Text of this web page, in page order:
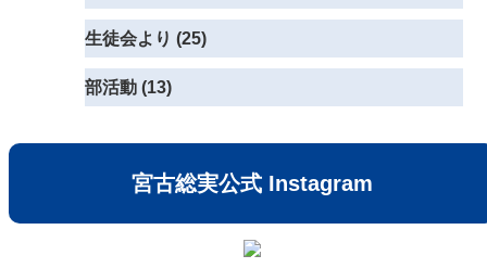
生徒会より (25)
部活動 (13)
宮古総実公式 Instagram